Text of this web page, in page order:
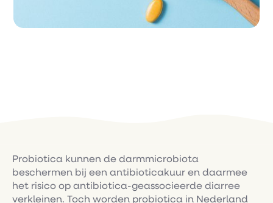
Probiotica kunnen de darmmicrobiota
beschermen bij een antibioticakuur en daarmee
het risico op antibiotica-geassocieerde diarree
verkleinen. Toch worden probiotica in Nederland